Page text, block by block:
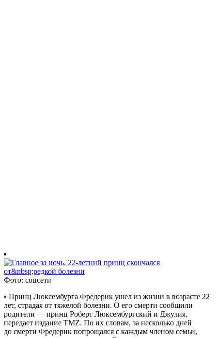
Фото: соцсети
▪ Принц Люксембурга Фредерик ушел из жизни в возрасте 22
лет, страдая от тяжелой болезни. О его смерти сообщили
родители — принц Роберт Люксембургский и Джулия,
передает издание TMZ. По их словам, за несколько дней
до смерти Фредерик попрощался с каждым членом семьи,